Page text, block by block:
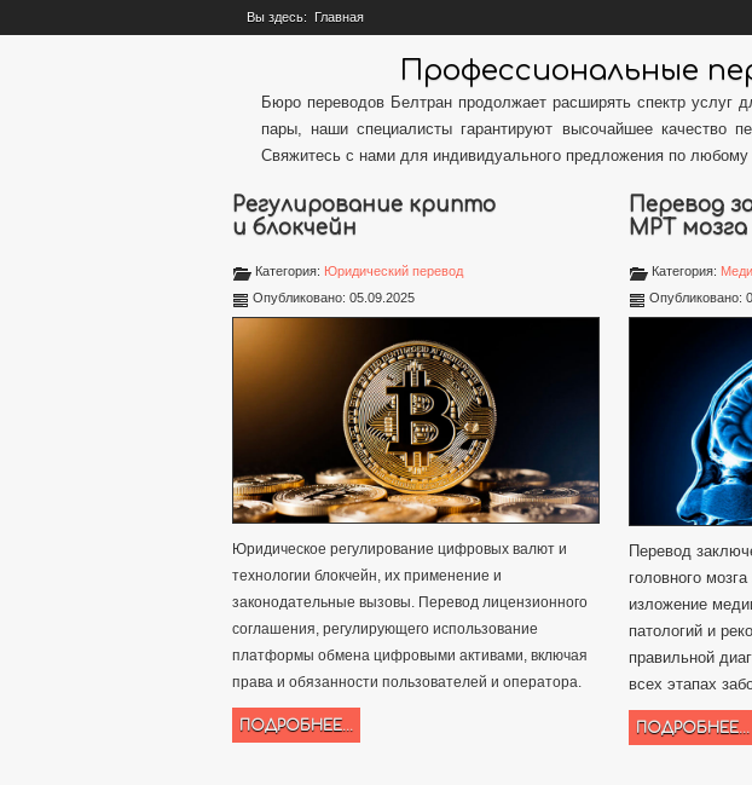
Вы здесь: Главная
Профессиональные
Бюро переводов Белтран продолжает расширять спектр услуг
пары, наши специалисты гарантируют высочайшее качество
Свяжитесь с нами для индивидуального предложения по любому
Регулирование крипто
и блокчейн
Категория: Юридический перевод
Опубликовано: 05.09.2025
Юридическое регулирование цифровых валют и
технологии блокчейн, их применение и
законодательные вызовы. Перевод лицензионного
соглашения, регулирующего использование
платформы обмена цифровыми активами, включая
права и обязанности пользователей и оператора.
ПОДРОБНЕЕ...
Перевод
МРТ мозга
Категория:
Опубликовано:
Перевод
головного
изложение
патологий и
правильной
всех этапах
ПОДРОБНЕЕ...